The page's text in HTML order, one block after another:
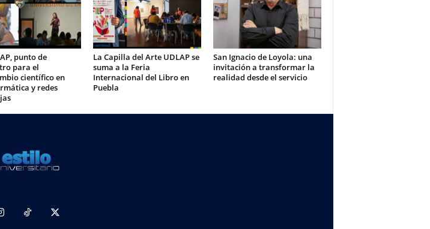
punto de
para el
científico en
y redes
La Capilla del Arte UDLAP se
suma a la Feria
Internacional del Libro en
Puebla
San Ignacio de Loyola: una
invitación a transformar la
realidad desde el servicio